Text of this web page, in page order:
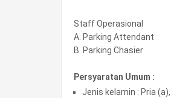
Staff Operasional
A. Parking Attendant
B. Parking Chasier
Persyaratan Umum :
Jenis kelamin : Pria